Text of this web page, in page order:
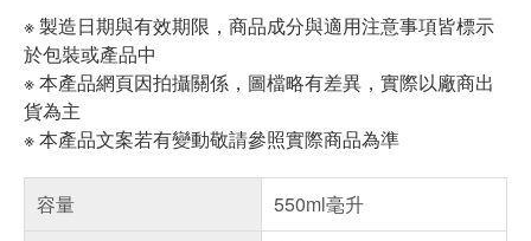
※ 製造日期與有效期限，商品成分與適用注意事項皆標示
於包裝或產品中
※ 本產品網頁因拍攝關係，圖檔略有差異，實際以廠商出
貨為主
※ 本產品文案若有變動敬請參照實際商品為準
容量
550ml毫升